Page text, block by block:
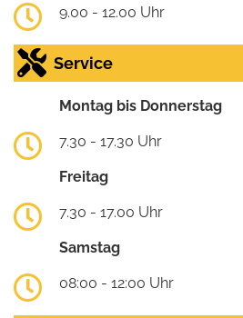
9.00 - 12.00 Uhr
Service
Montag bis Donnerstag
7.30 - 17.30 Uhr
Freitag
7.30 - 17.00 Uhr
Samstag
08:00 - 12:00 Uhr